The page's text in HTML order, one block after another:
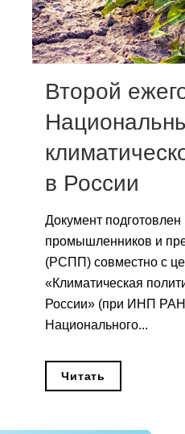
Отчетность
Противодействие
Материалы для
Публикации
Научная жизнь
Издания
Проблемы
О журнале
Номера
Второй
в России
Документ
промышленников и
(РСПП) совместно с
«Климатическая
России» (при ИНП
Национального...
Читать